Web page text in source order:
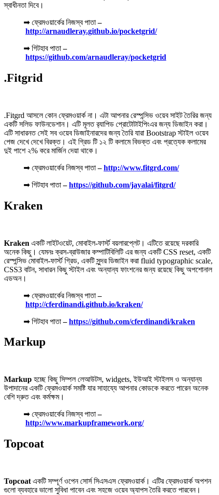
স্বাধীনতা দিবে।
➡ ফ্রেমওয়ার্কের নিজস্ব পাতা–
http://arnaudleray.github.io/pocketgrid/
➡ গিটহাব পাতা–
https://github.com/arnaudleray/pocketgrid
.Fitgrid
.Fitgrd আসলে কোন ফ্রেমওয়ার্ক না। এটা আপনার রেস্পন্সিভ ওয়েব সাইট তৈরির জন্য
একটি সলিড ফাউনডেশান। এটি মূলত র‍্যাপিড প্রোটোটাইপিংএর জন্য ডিজাইন করা।
এটি সাধারনত সেই সব ওয়েব ডিজাইনারদের জন্য তৈরি যারা Bootstrap স্টাইল ওয়েব
পেজ দেখে দেখে বিরক্ত। এই গ্রিড টি ১২ টি কলামে বিভক্ত এবং প্রত্যেক কলামের
দুই পাশে ২% করে মার্জিন দেয়া থাকে।
➡ ফ্রেমওয়ার্কের নিজস্ব পাতা–http://www.fitgrd.com/
➡ গিটহাব পাতা–https://github.com/jayalai/fitgrd/
Kraken
Kraken একটি লাইটওয়েট, মোবাইল-ফার্স্ট বয়লারপ্লেট। এটিতে রয়েছে দরকারি
অনেক কিছু। যেমনঃ ক্রস-ব্রাউজার কম্পাটিবিলিটি এর জন্য একটি CSS reset, একটি
রেস্পন্সিভ মোবাইল-ফার্স্ট গ্রিড, একটি সুন্দর ডিজাইন করা fluid typographic scale,
CSS3 বাটন, সাধারন কিছু স্টাইল এবং অন্যান্য ফাংশনের জন্য রয়েছে কিছু অপশোনাল
এডঅন।
➡ ফ্রেমওয়ার্কের নিজস্ব পাতা–
http://cferdinandi.github.io/kraken/
➡ গিটহাব পাতা–https://github.com/cferdinandi/kraken
Markup
Markup হচ্ছে কিছু সিম্পল লেআউটস, widgets, ইউআই স্টাইলস ও অন্যান্য
উপাদানের একটি ফ্রেমওয়ার্ক সমষ্টি যার সাহায্যে আপনার কোডকে করতে পারেন অনেক
বেশি দ্রুত এবং কর্মক্ষম।
➡ ফ্রেমওয়ার্কের নিজস্ব পাতা–
http://www.markupframework.org/
Topcoat
Topcoat একটি সম্পূর্ণ ওপেন সোর্স সিএসএস ফ্রেমওয়ার্ক। এটির ফ্রেমওয়ার্ক অপশন
গুলো ব্যবহারে ভালো সুবিধা পাবেন এবং সহজে ওয়েব অ্যাপস তৈরি করতে পারবেন।